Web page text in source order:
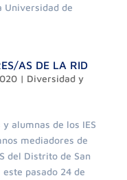
Universidad de
AS DE LA RID
| Diversidad y
alumnas de los IES
mediadores de
del Distrito de San
pasado 24 de